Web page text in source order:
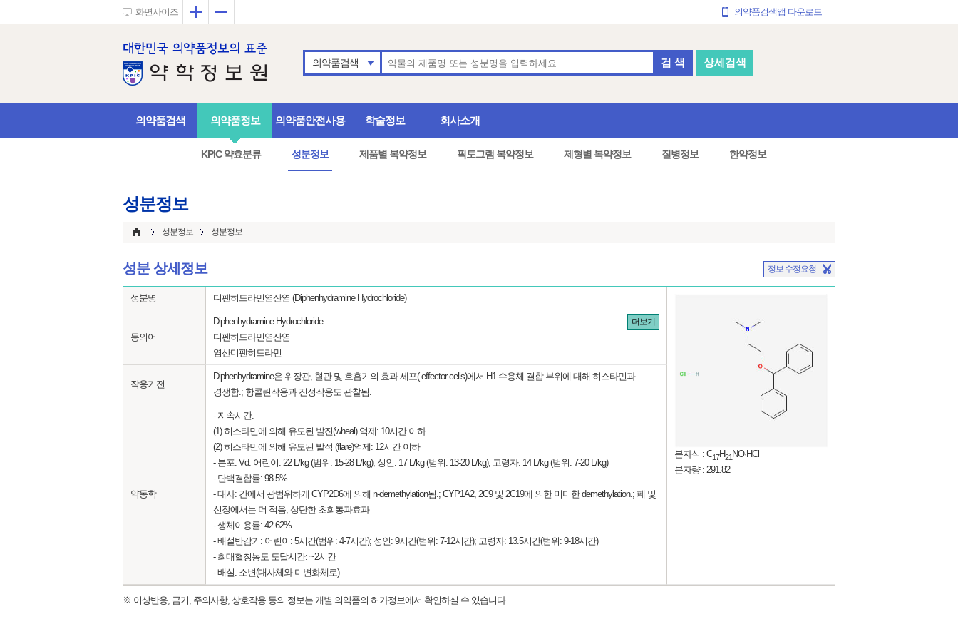
화면사이즈 확대 의약품검색앱 다운로드
의약품검색 검 색 상세검색
의약품검색 의약품정보
KPIC 약효분류 성분정보 제품별 복약정보 픽토그램 복약정보 제형별 복약정보 질병정보 한약정보
의약품안전사용 학술정보 회사소개
성분정보
성분정보 성분정보
성분 상세정보 정보 수정요청
성분명 디펜히드라민염산염 (Diphenhydramine Hydrochloride)
분자식 : C17H21 NO·HCl
분자량 : 291.82
동의어
더보기
Diphenhydramine Hydrochloride
디펜히드라민염산염
염산디펜히드라민
작용기전
Diphenhydramine은 위장관, 혈관 및 호흡기의 효과 세포( effector cells)에서 H1-수용체 결합 부위에 대해 히스타민과
경쟁함.; 항콜린작용과 진정작용도 관찰됨.
약동학
- 지속시간:
(1) 히스타민에 의해 유도된 발진(wheal) 억제: 10시간 이하
(2) 히스타민에 의해 유도된 발적 (flare)억제: 12시간 이하
- 분포: Vd: 어린이: 22 L/kg (범위: 15-28 L/kg); 성인: 17 L/kg (범위: 13-20 L/kg); 고령자: 14 L/kg (범위: 7-20 L/kg)
- 단백결합률: 98.5%
- 대사: 간에서 광범위하게 CYP2D6에 의해 n-demethylation됨.; CYP1A2, 2C9 및 2C19에 의한 미미한 demethylation.; 폐 및
신장에서는 더 적음; 상단한 초회통과효과
- 생체이용률: 42-62%
- 배설반감기: 어린이: 5시간(범위: 4-7시간); 성인: 9시간(범위: 7-12시간); 고령자: 13.5시간(범위: 9-18시간)
- 최대혈청농도 도달시간: ~2시간
- 배설: 소변(대사체와 미변화체로)
※ 이상반응, 금기, 주의사항, 상호작용 등의 정보는 개별 의약품의 허가정보에서 확인하실 수 있습니다.